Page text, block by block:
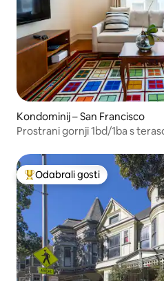
Kondominij – San Francisco
Prostrani gornji 1bd/1ba s
Među najviše rangiranima s
Odabrali gosti